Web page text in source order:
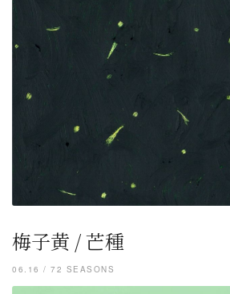
梅子黄 / 芒種
06.16 / 72 SEASONS